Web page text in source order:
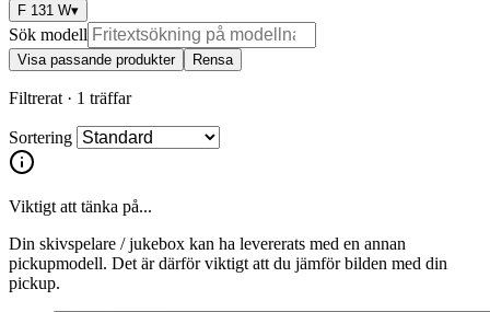
F 131 W▾
Sök modell
Visa passande produkter Rensa
Filtrerat · 1 träffar
Sortering
Viktigt att tänka på...
Din skivspelare / jukebox kan ha levererats med en annan
pickupmodell. Det är därför viktigt att du jämför bilden med din
pickup.